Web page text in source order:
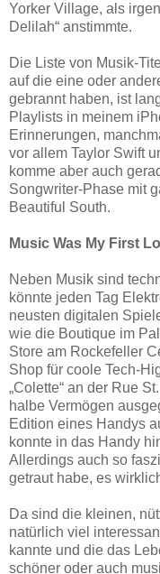
Yorker Village, als
Delilah“ anstimmte.
Die Liste von Musik-
auf die eine oder
gebrannt haben, ist
Playlists in meinem
Erinnerungen,
vor allem Taylor Swift
komme aber auch
Songwriter-Phase mit
Beautiful South.
Music Was My First
Neben Musik sind
könnte jeden Tag
neusten digitalen
wie die Boutique im
Store am Rockefeller
Shop für coole Tech-
„Colette“ an der Rue
halbe Vermögen
Edition eines Handys
konnte in das Handy
Allerdings auch so
getraut habe, es
Da sind die kleinen,
natürlich viel
kannte und die das
schöner oder auch